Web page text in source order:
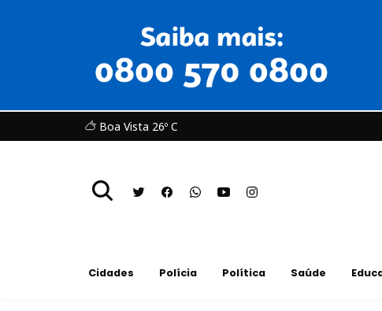
Boa Vista 26º C
Cidades Polícia Política Saúde